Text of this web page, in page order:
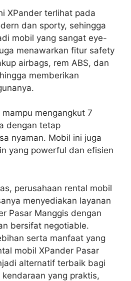
XPander terlihat pada
dan sporty, sehingga
mobil yang sangat eye-
menawarkan fitur safety
airbags, rem ABS, dan
memberikan
mengangkut 7
dengan tetap
nyaman. Mobil ini juga
yang powerful dan efisien
perusahaan rental mobil
menyediakan layanan
Pasar Manggis dengan
bersifat negotiable.
serta manfaat yang
mobil XPander Pasar
alternatif terbaik bagi
yang praktis,